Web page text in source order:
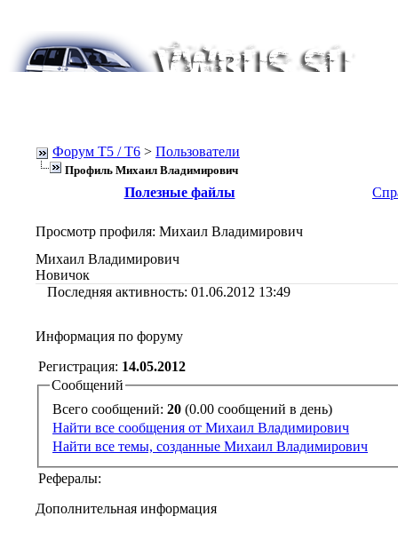
Форум Т5 / T6 > Пользователи
Профиль Михаил Владимирович
Полезные файлы
Просмотр профиля: Михаил Владимирович
Михаил Владимирович
Новичок
Последняя активность: 01.06.2012 13:49
Информация по форуму
Регистрация: 14.05.2012
Сообщений
Всего сообщений: 20
(0.00 сообщений в день)
Найти все сообщения от Михаил Владимирович
Найти все темы, созданные Михаил Владимирович
Рефералы:
Дополнительная информация